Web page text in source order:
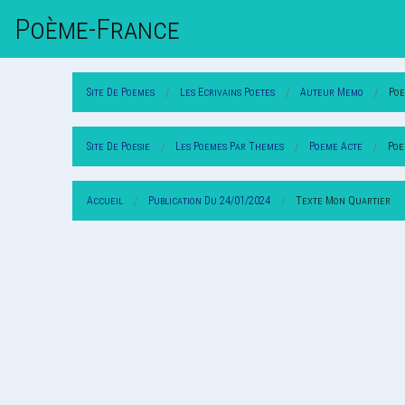
Poème-FrAnce
Site De Poemes Les Ecrivains Poetes Auteur Memo
Site De Poesie Les Poemes Par Themes Poeme Acte
Accueil Publication Du 24/01/2024 Texte Mon Quartier